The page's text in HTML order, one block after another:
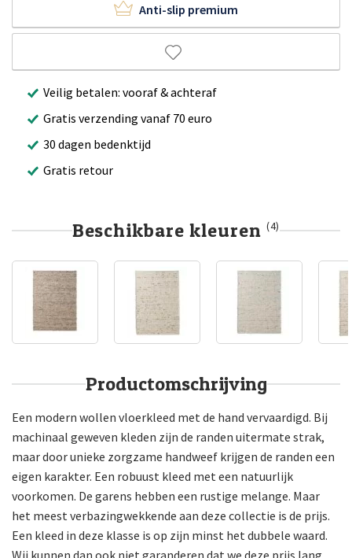
Anti-slip premium
Veilig betalen: vooraf & achteraf
Gratis verzending vanaf 70 euro
30 dagen bedenktijd
Gratis retour
Beschikbare kleuren (4)
Productomschrijving
Een modern wollen vloerkleed met de hand vervaardigd. Bij
machinaal geweven kleden zijn de randen uitermate strak,
maar door unieke zorgzame handweef krijgen de randen een
eigen karakter. Een robuust kleed met een natuurlijk
voorkomen. De garens hebben een rustige melange. Maar
het meest verbazingwekkende aan deze collectie is de prijs.
Een kleed in deze klasse is op zijn minst het dubbele waard.